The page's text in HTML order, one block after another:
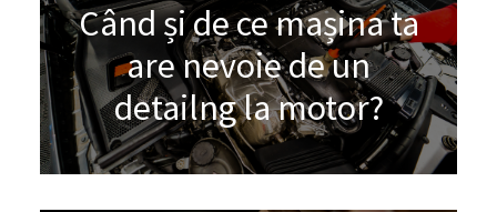
Când și de ce mașina ta
are nevoie de un
detailng la motor?